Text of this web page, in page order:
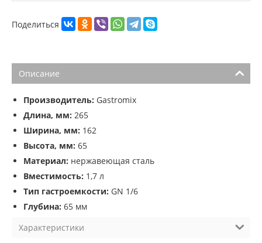
Поделиться
Описание
Производитель: Gastromix
Длина, мм: 265
Ширина, мм: 162
Высота, мм: 65
Материал: нержавеющая сталь
Вместимость: 1,7 л
Тип гастроемкости: GN 1/6
Глубина: 65 мм
Характеристики